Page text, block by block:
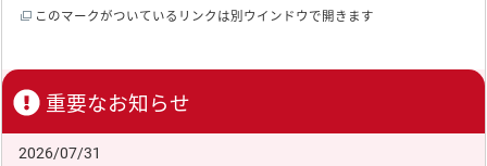
このマークがついているリンクは別ウインドウで開きます
重要なお知らせ
2026/07/31